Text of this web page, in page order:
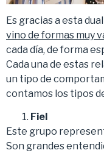
Es gracias a esta
vino de formas muy
cada día, de forma
Cada una de estas
un tipo de
contamos los tipos
Fiel
Este grupo
Son grandes